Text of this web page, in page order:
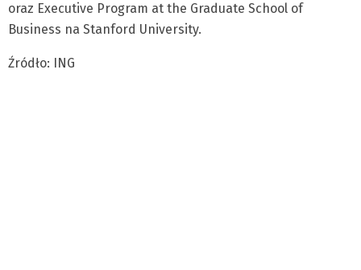
oraz Executive Program at the Graduate School of
Business na Stanford University.
Źródło: ING